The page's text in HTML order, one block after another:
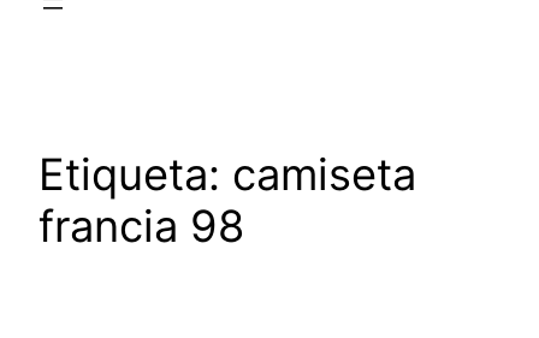
Etiqueta: camiseta
francia 98